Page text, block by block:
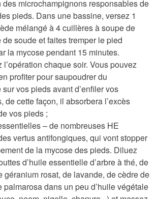
des microchampignons responsables de
pieds. Dans une bassine, versez 1
mélangé à 4 cuillères à soupe de
soude et faites tremper le pied
la mycose pendant 15 minutes.
l’opération chaque soir. Vous pouvez
profiter pour saupoudrer du
vos pieds avant d’enfiler vos
de cette façon, il absorbera l’excès
vos pieds ;
–de nombreuses HE
vertus antifongiques, qui vont stopper
de la mycose des pieds. Diluez
d’huile essentielle d’arbre à thé, de
géranium rosat, de lavande, de cèdre de
palmarosa dans un peu d’huile végétale